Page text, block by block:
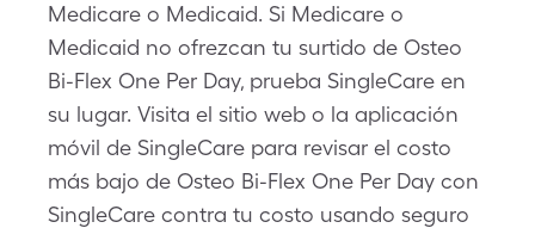
Medicare o Medicaid. Si Medicare o
Medicaid no ofrezcan tu surtido de Osteo
Bi-Flex One Per Day, prueba SingleCare en
su lugar. Visita el sitio web o la aplicación
móvil de SingleCare para revisar el costo
más bajo de Osteo Bi-Flex One Per Day con
SingleCare contra tu costo usando seguro